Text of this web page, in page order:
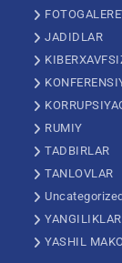
JADIDLAR
RUMIY
TADBIRLAR
TANLOVLAR
Uncategorized
YANGILIKLAR
YASHIL